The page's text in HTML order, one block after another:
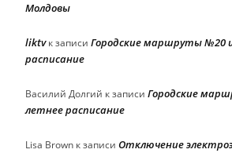
Молдовы
liktvк записи Городские маршруты №20
расписание
Василий Долгий к записи Городские
летнее расписание
Lisa Brown к записи Отключение